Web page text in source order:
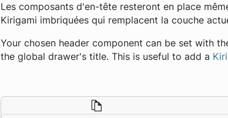
Les composants d'en-tête resteront en place
Kirigami imbriquées qui remplacent la couche
Your chosen header component can be set with
the global drawer's title. This is useful to add a